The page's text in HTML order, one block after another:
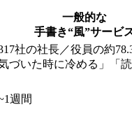
一般的な
手書き“風”サービ
社の社長／役員の約
気づいた時に冷める」「読
週間